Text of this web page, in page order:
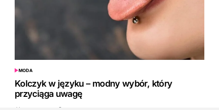
POSTED
IN
MODA
Kolczyk w języku – modny wybór, który
przyciąga uwagę